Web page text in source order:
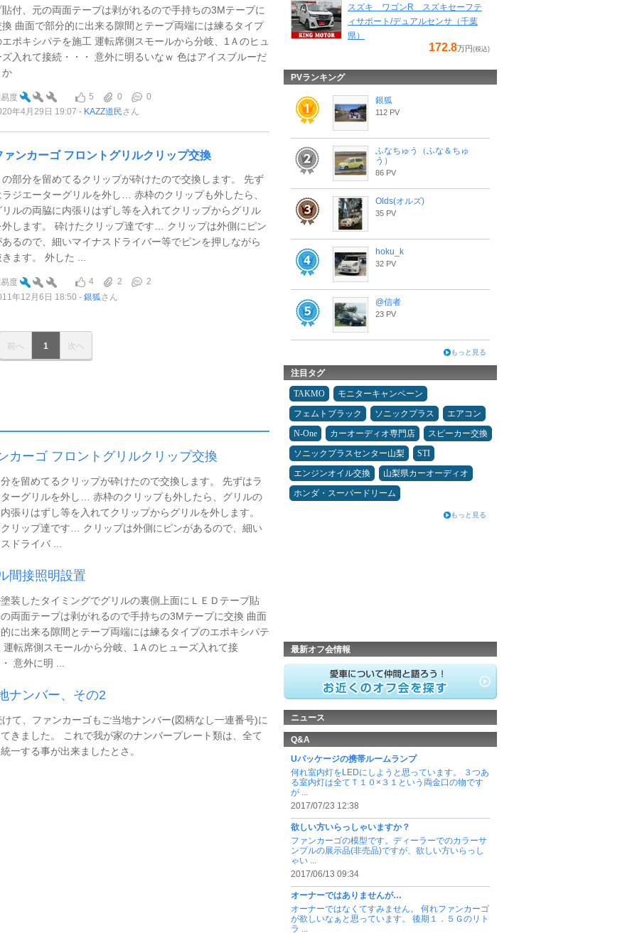
貼付、元の両面テープは剥がれるので手持ちの3Mテープに
換 曲面で部分的に出来る隙間とテープ両端には練るタイプ
エポキシパテを施工 運転席側スモールから分岐、1Ａのヒュ
ズ入れて接続・・・ 意外に明るいなｗ 色はアイスブルーだ
か
度 5 0
0
年4月29日 19:07
KAZZ道民さん
ァンカーゴ フロントグリルクリップ交換
の部分を留めてるクリップが砕けたので交換します。 先ず
ラジエーターグリルを外し… 赤枠のクリップも外したら、
リルの両脇に内張りはずし等を入れてクリップからグリル
外します。 砕けたクリップ達です… クリップは外側にピン
あるので、細いマイナスドライバー等でピンを押しながら
きます。 外した ...
度 4 2
2
年12月6日 18:50
銀狐さん
前へ 1 次へ
カーゴ フロントグリルクリップ交換
を留めてるクリップが砕けたので交換します。 先ずはラ
ーグリルを外し… 赤枠のクリップも外したら、グリルの
張りはずし等を入れてクリップからグリルを外します。
リップ達です… クリップは外側にピンがあるので、細い
ドライバ ...
間接照明設置
装したタイミングでグリルの裏側上面にＬＥＤテープ貼
両面テープは剥がれるので手持ちの3Mテープに交換 曲面
に出来る隙間とテープ両端には練るタイプのエポキシパテ
運転席側スモールから分岐、1Ａのヒューズ入れて接
意外に明 ...
ナンバー、その2
て、ファンカーゴもご当地ナンバー(図柄なし一連番号)に
きました。 これで我が家のナンバープレート類は、全て
一する事が出来ましたとさ。
スズキ ワゴンR スズキセーフテ
ィサポート/デュアルセンサ（千葉
県）
172.8万円 (税込)
PVランキング
銀狐
112 PV
ふなちゅう（ふな＆ちゅ
う）
86 PV
Olds(オルズ)
35 PV
hoku_k
32 PV
@信者
23 PV
もっと見る
注目タグ
TAKMO
モニターキャンペーン
フェムトブラック
ソニックプラス
エアコン
N-One
カーオーディオ専門店
スピーカー交換
ソニックプラスセンター山梨
STI
エンジンオイル交換
山梨県カーオーディオ
ホンダ・スーパードリーム
もっと見る
最新オフ会情報
ニュース
Q&A
Uパッケージの携帯ルームランプ
何れ室内灯をLEDにしようと思っています。 ３つあ
る室内灯は全てＴ１０×３１という両金口の物です
が ...
2017/07/23 12:38
欲しい方いらっしゃいますか？
ファンカーゴの模型です。ディーラーでのカラーサ
ンプルの展示品(非売品)ですが、欲しい方いらっし
ゃい ...
2017/06/13 09:34
オーナーではありませんが…
オーナーではなくてすみません。 何れファンカーゴ
が欲しいなぁと思っています。 後期１．５Ｇのリト
ラ ...